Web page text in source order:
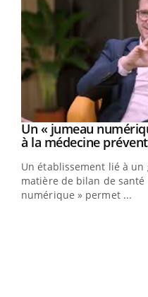
Youtube
Un « jumeau
à la médecine
Un établissement lié à
matière de bilan de
numérique » permet ...